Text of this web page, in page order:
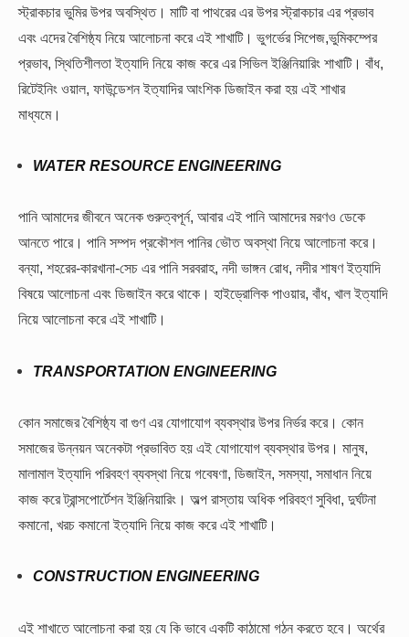
স্ট্রাকচার ভুমির উপর অবস্থিত। মাটি বা পাথরের এর উপর স্ট্রাকচার এর প্রভাব
এবং এদের বৈশিষ্ঠ্য নিয়ে আলোচনা করে এই শাখাটি। ভুগর্ভের সিপেজ,ভুমিকম্পের
প্রভাব, স্থিতিশীলতা ইত্যাদি নিয়ে কাজ করে এর সিভিল ইঞ্জিনিয়ারিং শাখাটি। বাঁধ,
রিটেইনিং ওয়াল, ফাউন্ডেশন ইত্যাদির আংশিক ডিজাইন করা হয় এই শাখার
মাধ্যমে।
WATER RESOURCE ENGINEERING
পানি আমাদের জীবনে অনেক গুরুত্বপূর্ন, আবার এই পানি আমাদের মরণও ডেকে
আনতে পারে। পানি সম্পদ প্রকৌশল পানির ভৌত অবস্থা নিয়ে আলোচনা করে।
বন্যা, শহরের-কারখানা-সেচ এর পানি সরবরাহ, নদী ভাঙ্গন রোধ, নদীর শাষণ ইত্যাদি
বিষয়ে আলোচনা এবং ডিজাইন করে থাকে। হাইড্রোলিক পাওয়ার, বাঁধ, খাল ইত্যাদি
নিয়ে আলোচনা করে এই শাখাটি।
TRANSPORTATION ENGINEERING
কোন সমাজের বৈশিষ্ঠ্য বা গুণ এর যোগাযোগ ব্যবস্থার উপর নির্ভর করে। কোন
সমাজের উন্নয়ন অনেকটা প্রভাবিত হয় এই যোগাযোগ ব্যবস্থার উপর। মানুষ,
মালামাল ইত্যাদি পরিবহণ ব্যবস্থা নিয়ে গবেষণা, ডিজাইন, সমস্যা, সমাধান নিয়ে
কাজ করে ট্রান্সপোর্টেশন ইঞ্জিনিয়ারিং। অল্প রাস্তায় অধিক পরিবহণ সুবিধা, দুর্ঘটনা
কমানো, খরচ কমানো ইত্যাদি নিয়ে কাজ করে এই শাখাটি।
CONSTRUCTION ENGINEERING
এই শাখাতে আলোচনা করা হয় যে কি ভাবে একটি কাঠামো গঠন করতে হবে। অর্থের